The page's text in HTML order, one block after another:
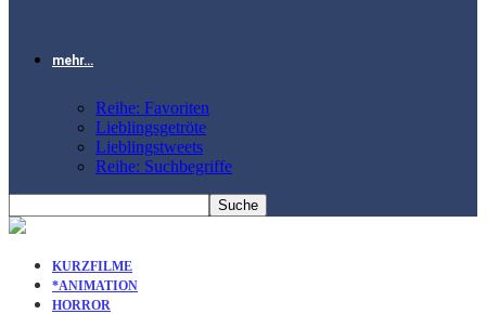
mehr…
Reihe: Favoriten
Lieblingsgetröte
Lieblingstweets
Reihe: Suchbegriffe
KURZFILME
*ANIMATION
HORROR